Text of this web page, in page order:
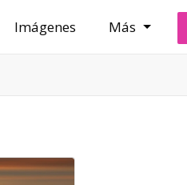
Imágenes Más